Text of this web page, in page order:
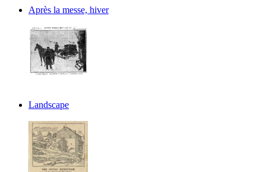
Après la messe, hiver
Landscape